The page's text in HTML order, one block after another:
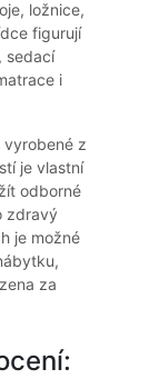
ložnice,
figurují
sedací
i
vyrobené z
je vlastní
odborné
zdravý
je možné
za